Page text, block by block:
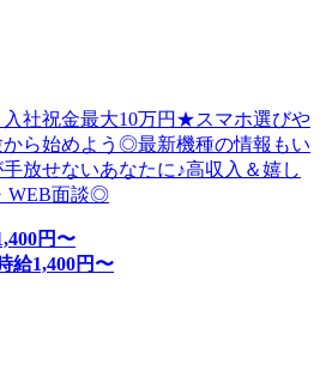
入社祝金最大10万円★スマホ選びや
ら始めよう◎最新機種の情報もい
放せないあなたに♪高収入＆嬉し
WEB面談◎
円〜
給1,400円〜